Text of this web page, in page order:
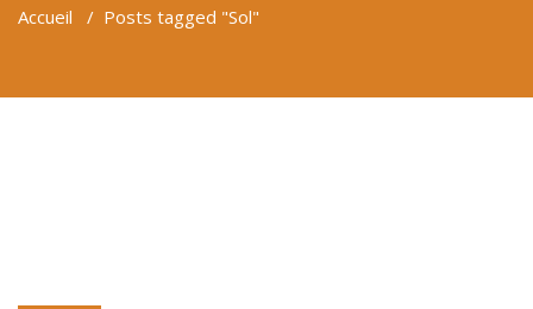
Accueil / Posts tagged "Sol"